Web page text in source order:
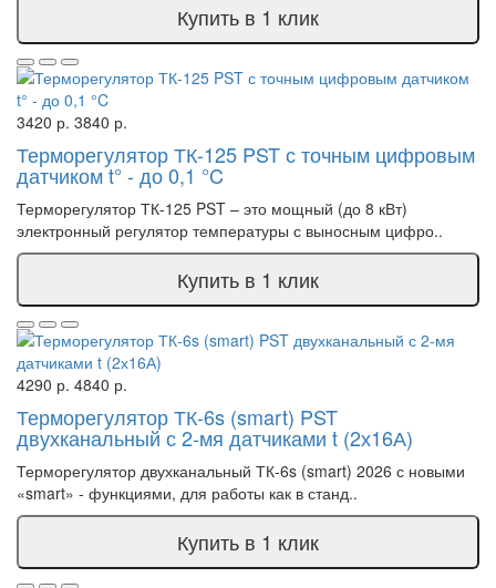
Купить в 1 клик
3420 р. 3840 р.
Терморегулятор ТК-125 PST с точным цифровым
датчиком t° - до 0,1 °C
Терморегулятор ТК-125 PST – это мощный (до 8 кВт)
электронный регулятор температуры с выносным цифро..
Купить в 1 клик
4290 р. 4840 р.
Терморегулятор ТК-6s (smart) PST
двухканальный с 2-мя датчиками t (2х16А)
Терморегулятор двухканальный ТК-6s (smart) 2026 с новыми
«smart» - функциями, для работы как в станд..
Купить в 1 клик